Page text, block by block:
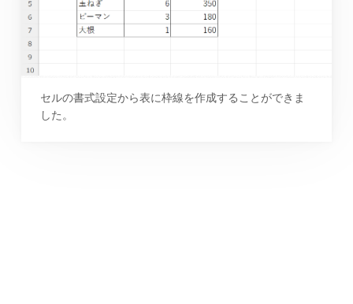
セルの書式設定から表に枠線を作成することができま
した。